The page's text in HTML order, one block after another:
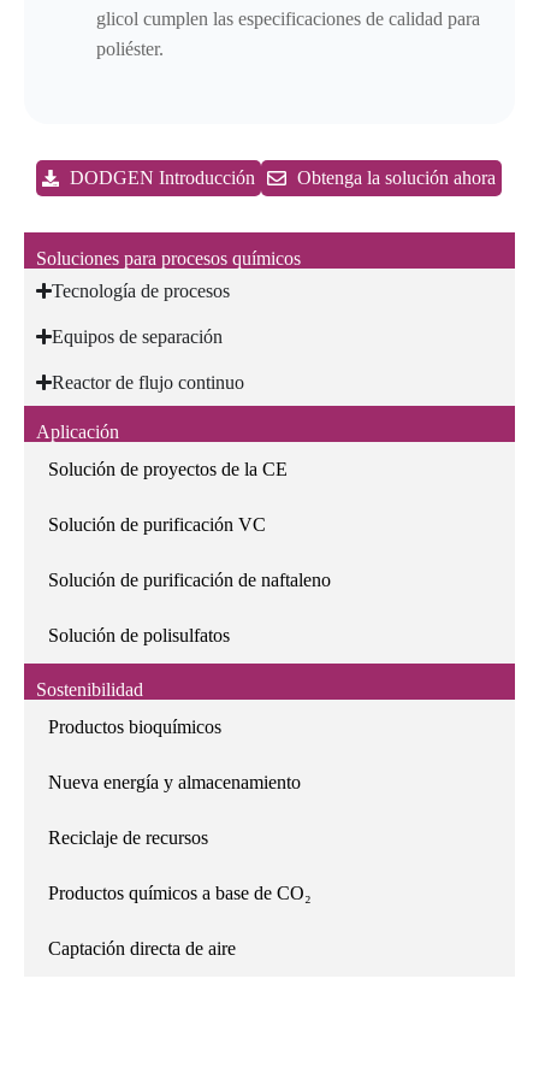
glicol cumplen las especificaciones de calidad para
poliéster.
DODGEN Introducción Obtenga la solución ahora
Soluciones para procesos químicos
Tecnología de procesos
Equipos de separación
Reactor de flujo continuo
Aplicación
Solución de proyectos de la CE
Solución de purificación VC
Solución de purificación de naftaleno
Solución de polisulfatos
Sostenibilidad
Productos bioquímicos
Nueva energía y almacenamiento
Reciclaje de recursos
Productos químicos a base de CO₂
Captación directa de aire